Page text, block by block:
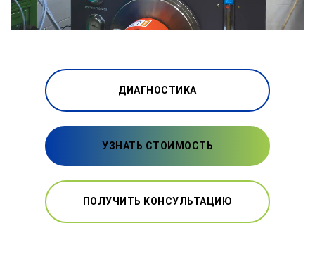
ДИАГНОСТИКА
УЗНАТЬ СТОИМОСТЬ
ПОЛУЧИТЬ КОНСУЛЬТАЦИЮ